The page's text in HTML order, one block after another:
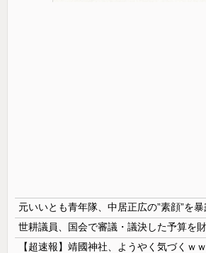
元いいとも青年隊、中居正広の”素顔”を暴
【超速報】靖國神社、ようやく気づくｗ